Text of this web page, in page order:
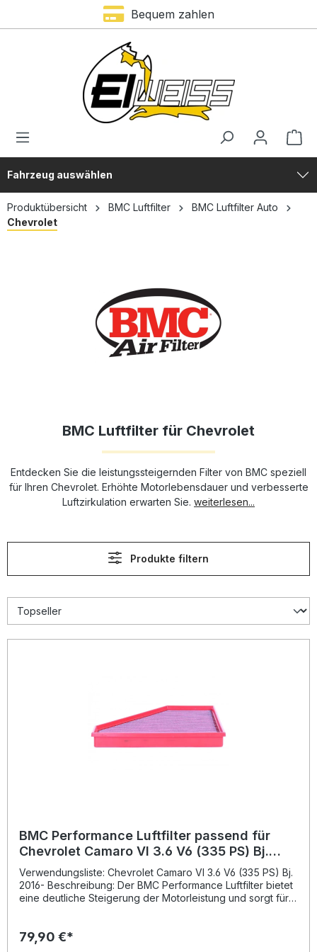
Bequem zahlen
Fahrzeug auswählen
Produktübersicht BMC Luftfilter
BMC Luftfilter Auto
Chevrolet
BMC Luftfilter für Chevrolet
Entdecken Sie die leistungssteigernden Filter von BMC speziell
für Ihren Chevrolet. Erhöhte Motorlebensdauer und verbesserte
Luftzirkulation erwarten Sie. weiterlesen...
Produkte filtern
BMC Performance Luftfilter passend für
Chevrolet Camaro VI 3.6 V6 (335 PS) Bj.
2016- FB01015/20
Verwendungsliste: Chevrolet Camaro VI 3.6 V6 (335 PS) Bj.
2016- Beschreibung: Der BMC Performance Luftfilter bietet
eine deutliche Steigerung der Motorleistung und sorgt für
und der Verwendung hochwertiger Materialien ist dieser
79,90 €*